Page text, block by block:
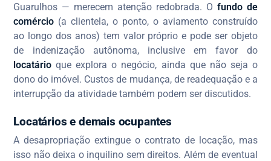
Guarulhos — merecem atenção redobrada. O fundo de
comércio (a clientela, o ponto, o aviamento construído
ao longo dos anos) tem valor próprio e pode ser objeto
de indenização autônoma, inclusive em favor do
locatário que explora o negócio, ainda que não seja o
dono do imóvel. Custos de mudança, de readequação e a
interrupção da atividade também podem ser discutidos.
Locatários e demais ocupantes
A desapropriação extingue o contrato de locação, mas
isso não deixa o inquilino sem direitos. Além de eventual